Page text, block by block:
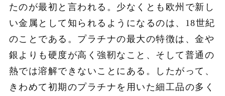
たのが最初と言われる。少なくとも欧州で新し
い金属として知られるようになるのは、18世紀
のことである。プラチナの最大の特徴は、金や
銀よりも硬度が高く強靭なこと、そして普通の
熱では溶解できないことにある。したがって、
きわめて初期のプラチナを用いた細工品の多く